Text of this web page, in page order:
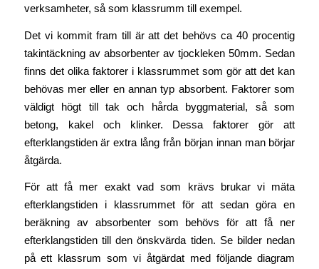
verksamheter, så som klassrumm till exempel.
Det vi kommit fram till är att det behövs ca 40 procentig
takintäckning av absorbenter av tjockleken 50mm. Sedan
finns det olika faktorer i klassrummet som gör att det kan
behövas mer eller en annan typ absorbent. Faktorer som
väldigt högt till tak och hårda byggmaterial, så som
betong, kakel och klinker. Dessa faktorer gör att
efterklangstiden är extra lång från början innan man börjar
åtgärda.
För att få mer exakt vad som krävs brukar vi mäta
efterklangstiden i klassrummet för att sedan göra en
beräkning av absorbenter som behövs för att få ner
efterklangstiden till den önskvärda tiden. Se bilder nedan
på ett klassrum som vi åtgärdat med följande diagram